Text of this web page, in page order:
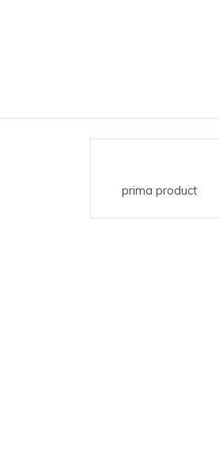
prima product